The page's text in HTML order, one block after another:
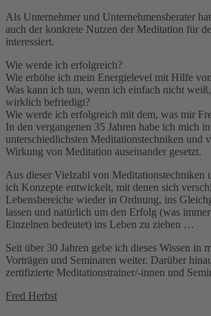
Als Unternehmer und Unternehmensberater
auch der konkrete Nutzen der Meditation für
interessiert.
Wie werde ich erfolgreich?
Wie erhöhe ich mein Energielevel mit Hilfe
Was kann ich tun, wenn ich einfach nicht
wirklich befriedigt?
Wie werde ich erfolgreich mit dem, was mir
In den vergangenen 35 Jahren habe ich mich
unterschiedlichsten Meditationstechniken und
Wirkung von Meditation auseinander gesetzt.
Aus dieser Vielzahl von Meditationstechniken
ich Konzepte entwickelt, mit denen sich
Lebensbereiche wieder in Ordnung, ins
lassen und natürlich um den Erfolg (was
Einzelnen bedeutet) ins Leben zu ziehen …
Seit über 30 Jahren gebe ich dieses Wissen in
Vorträgen und Seminaren weiter. Darüber
zertifizierte Meditationstrainer/-innen und
Fred Herbst